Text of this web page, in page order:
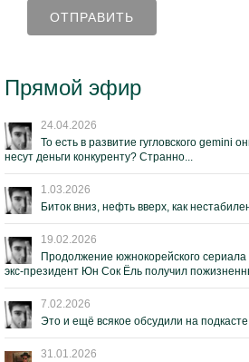
Прямой эфир
24.04.2026
То есть в развитие гугловского gemini
несут деньги конкуренту? Странно...
1.03.2026
Биток вниз, нефть вверх, как
19.02.2026
Продолжение южнокорейского
экс-президент Юн Сок Ёль получил
7.02.2026
Это и ещё всякое обсудили на
31.01.2026